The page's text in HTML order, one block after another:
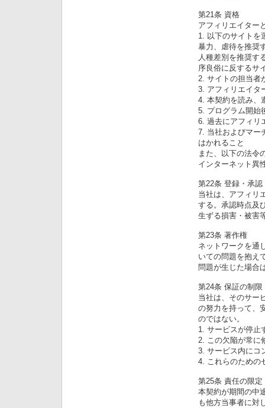
第21条 資格
アフィリエイター
1. 以下のサイトを
暴力、虐待を推奨
人種差別を推奨す
序良俗に反するサ
2. サイトの担当者
3. アフィリエイタ
4. 本契約を読み、
5. プログラム開始
6. 過去にアフィリ
7. 当社およびマー
はかれること
また、以下の法令
インターネット異
第22条 登録・承認
当社は、アフィリ
する。承認時点及
生ずる損害・被害
第23条 著作権
ネットワークを通
いての問題を抱え
問題が生じた場合
第24条 保証の制限
当社は、そのサー
の努力を持って、
のではない。
1. サービスが停止
2. この欠陥が常に
3. サービス内にコ
4. これらのための
第25条 責任の限定
本契約が期間の中
も他方当事者に対